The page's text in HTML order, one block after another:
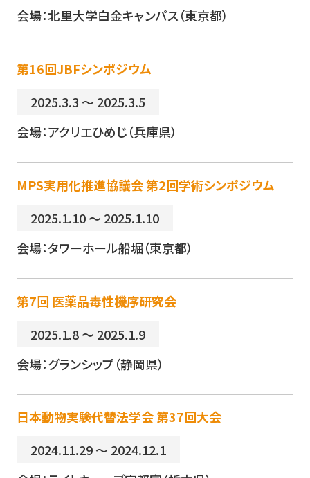
会場：北里大学白金キャンパス（東京都）
第16回JBFシンポジウム
2025.3.3 ～ 2025.3.5
会場：アクリエひめじ（兵庫県）
MPS実用化推進協議会 第2回学術シンポジウム
2025.1.10 ～ 2025.1.10
会場：タワーホール船堀（東京都）
第7回 医薬品毒性機序研究会
2025.1.8 ～ 2025.1.9
会場：グランシップ（静岡県）
日本動物実験代替法学会 第37回大会
2024.11.29 ～ 2024.12.1